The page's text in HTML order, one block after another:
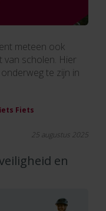
meteen ook
van scholen. Hier
te zijn in
Fiets
25 augustus 2025
en